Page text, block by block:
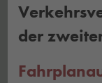
der